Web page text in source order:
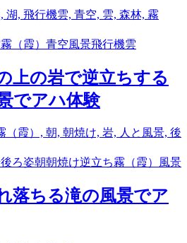
霧（霞） 青空風景飛行機雲
上の岩で逆立ちする
でアハ体験
後ろ姿朝朝焼け逆立ち霧（霞） 風景
落ちる滝の風景でア